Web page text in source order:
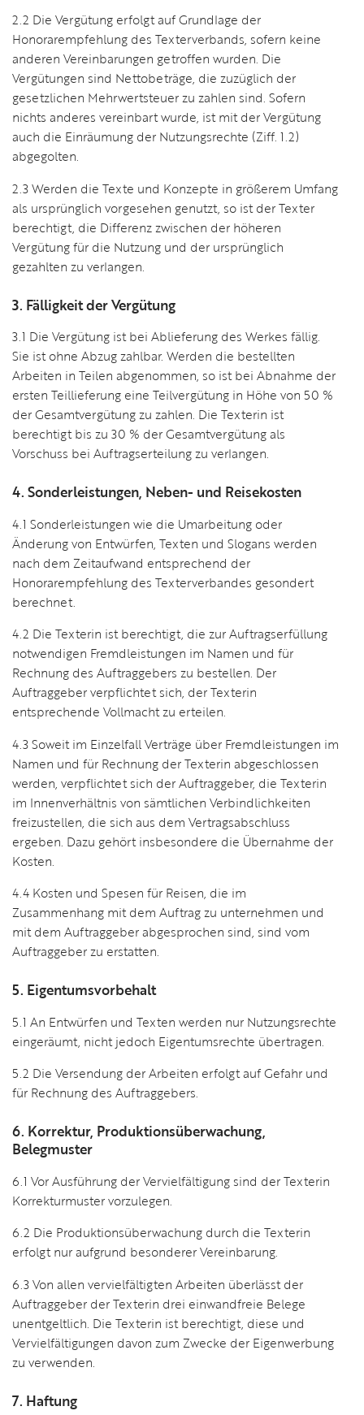
2.2 Die Vergütung erfolgt auf Grundlage der
Honorarempfehlung des Texterverbands, sofern keine
anderen Vereinbarungen getroffen wurden. Die
Vergütungen sind Nettobeträge, die zuzüglich der
gesetzlichen Mehrwertsteuer zu zahlen sind. Sofern
nichts anderes vereinbart wurde, ist mit der Vergütung
auch die Einräumung der Nutzungsrechte (Ziff. 1.2)
abgegolten.
2.3 Werden die Texte und Konzepte in größerem Umfang
als ursprünglich vorgesehen genutzt, so ist der Texter
berechtigt, die Differenz zwischen der höheren
Vergütung für die Nutzung und der ursprünglich
gezahlten zu verlangen.
3. Fälligkeit der Vergütung
3.1 Die Vergütung ist bei Ablieferung des Werkes fällig.
Sie ist ohne Abzug zahlbar. Werden die bestellten
Arbeiten in Teilen abgenommen, so ist bei Abnahme der
ersten Teillieferung eine Teilvergütung in Höhe von 50 %
der Gesamtvergütung zu zahlen. Die Texterin ist
berechtigt bis zu 30 % der Gesamtvergütung als
Vorschuss bei Auftragserteilung zu verlangen.
4. Sonderleistungen, Neben- und Reisekosten
4.1 Sonderleistungen wie die Umarbeitung oder
Änderung von Entwürfen, Texten und Slogans werden
nach dem Zeitaufwand entsprechend der
Honorarempfehlung des Texterverbandes gesondert
berechnet.
4.2 Die Texterin ist berechtigt, die zur Auftragserfüllung
notwendigen Fremdleistungen im Namen und für
Rechnung des Auftraggebers zu bestellen. Der
Auftraggeber verpflichtet sich, der Texterin
entsprechende Vollmacht zu erteilen.
4.3 Soweit im Einzelfall Verträge über Fremdleistungen im
Namen und für Rechnung der Texterin abgeschlossen
werden, verpflichtet sich der Auftraggeber, die Texterin
im Innenverhältnis von sämtlichen Verbindlichkeiten
freizustellen, die sich aus dem Vertragsabschluss
ergeben. Dazu gehört insbesondere die Übernahme der
Kosten.
4.4 Kosten und Spesen für Reisen, die im
Zusammenhang mit dem Auftrag zu unternehmen und
mit dem Auftraggeber abgesprochen sind, sind vom
Auftraggeber zu erstatten.
5. Eigentumsvorbehalt
5.1 An Entwürfen und Texten werden nur Nutzungsrechte
eingeräumt, nicht jedoch Eigentumsrechte übertragen.
5.2 Die Versendung der Arbeiten erfolgt auf Gefahr und
für Rechnung des Auftraggebers.
6. Korrektur, Produktionsüberwachung,
Belegmuster
6.1 Vor Ausführung der Vervielfältigung sind der Texterin
Korrekturmuster vorzulegen.
6.2 Die Produktionsüberwachung durch die Texterin
erfolgt nur aufgrund besonderer Vereinbarung.
6.3 Von allen vervielfältigten Arbeiten überlässt der
Auftraggeber der Texterin drei einwandfreie Belege
unentgeltlich. Die Texterin ist berechtigt, diese und
Vervielfältigungen davon zum Zwecke der Eigenwerbung
zu verwenden.
7. Haftung